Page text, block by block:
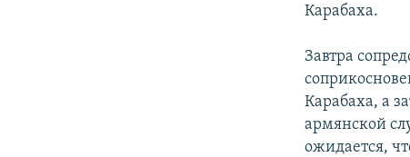
Карабаха.
Завтра
Карабаха, а
армянской
ожидается,